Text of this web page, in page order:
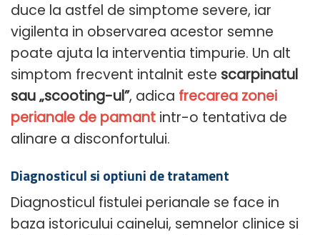
duce la astfel de simptome severe, iar
vigilenta in observarea acestor semne
poate ajuta la interventia timpurie. Un alt
simptom frecvent intalnit este scarpinatul
sau „scooting-ul”, adica frecarea zonei
perianale de pamant intr-o tentativa de
alinare a disconfortului.
Diagnosticul si optiuni de tratament
Diagnosticul fistulei perianale se face in
baza istoricului cainelui, semnelor clinice si